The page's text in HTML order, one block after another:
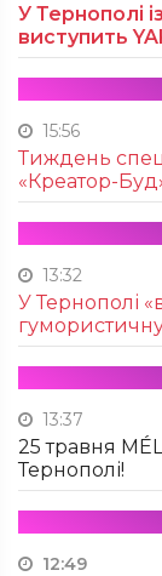
У Тернополі
виступить
15:56
Тиждень
«Креатор-
13:32
У Тернополі
13:37
25 травня
Тернополі!
12:49